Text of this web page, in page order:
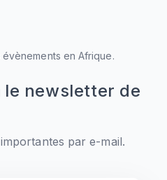
en Afrique.
le newsletter de
par e-mail.